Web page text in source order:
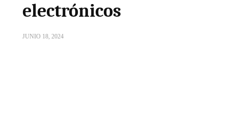
electrónicos
JUNIO 18, 2024